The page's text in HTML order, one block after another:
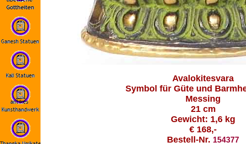
Avalokitesvara
Symbol für Güte und
Messing
21 cm
Gewicht: 1,6 kg
€ 168,-
Bestell-Nr. 154377